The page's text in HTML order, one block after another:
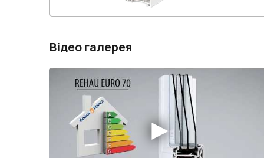
Відео галерея